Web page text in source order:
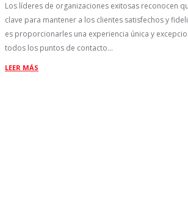
Los líderes de organizaciones exitosas reconocen
clave para mantener a los clientes satisfechos y
es proporcionarles una experiencia única y
todos los puntos de contacto…
LEER MÁS